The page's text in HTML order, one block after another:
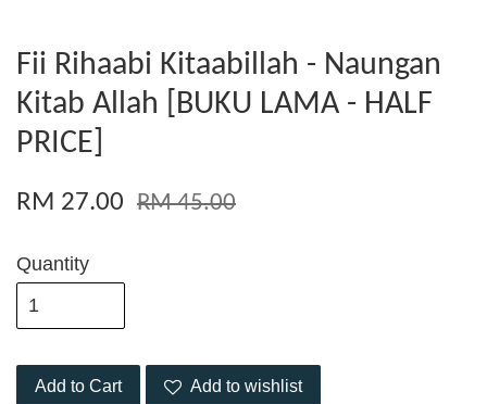
Fii Rihaabi Kitaabillah - Naungan
Kitab Allah [BUKU LAMA - HALF
PRICE]
RM 27.00 RM 45.00
Quantity
Add to Cart Add to wishlist